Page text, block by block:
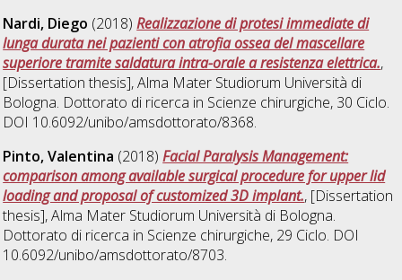
Nardi, Diego (2018)Realizzazione di protesi immediate di
lunga durata nei pazienti con atrofia ossea del mascellare
superiore tramite saldatura intra-orale a resistenza elettrica.,
[Dissertation thesis], Alma Mater Studiorum Università di
Bologna. Dottorato di ricerca in Scienze chirurgiche, 30 Ciclo.
DOI 10.6092/unibo/amsdottorato/8368.
Pinto, Valentina (2018)Facial Paralysis Management:
comparison among available surgical procedure for upper lid
loading and proposal of customized 3D implant., [Dissertation
thesis], Alma Mater Studiorum Università di Bologna.
Dottorato di ricerca in Scienze chirurgiche, 29 Ciclo. DOI
10.6092/unibo/amsdottorato/8703.